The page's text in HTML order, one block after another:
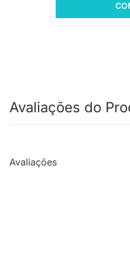
Avaliações do
Avaliações